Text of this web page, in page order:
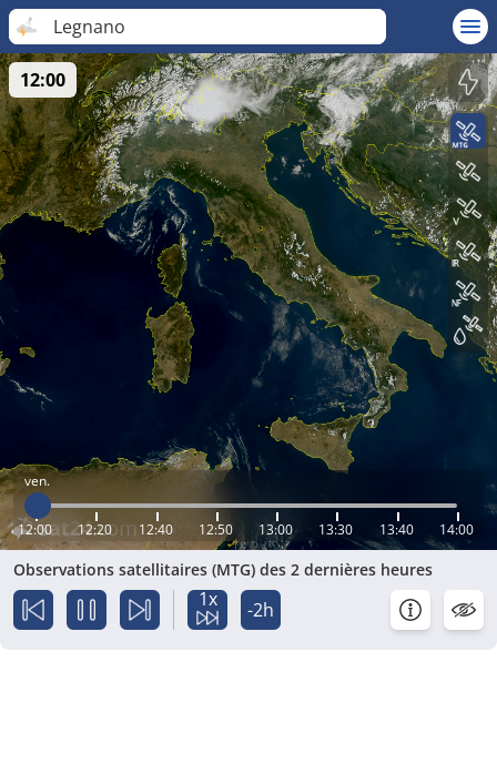
Legnano
ven.
12:00 12:20 12:40 12:50 13:00 13:30 13:40 14:00
12:00
Observations satellitaires (MTG) des 2 dernières heures
1x -2h